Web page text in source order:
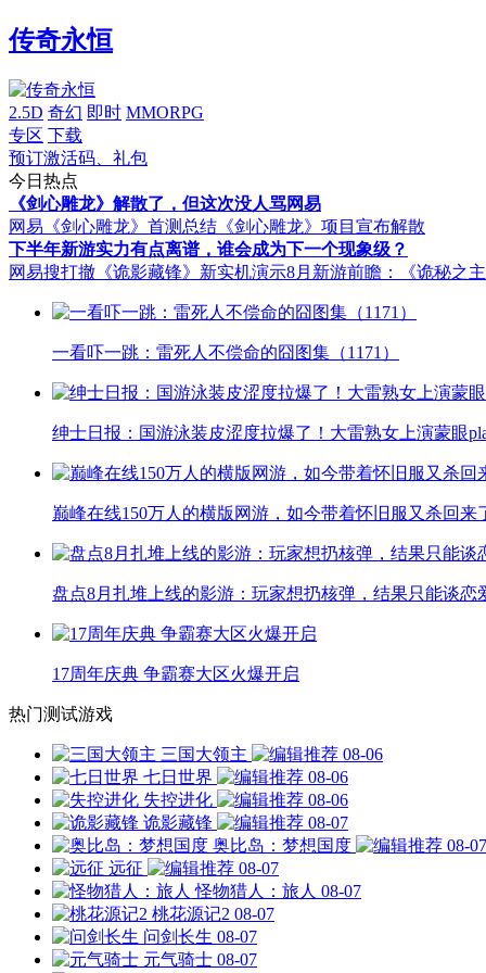
传奇永恒
2.5D 奇幻 即时 MMORPG
专区 下载
预订激活码、礼包
今日热点
《剑心雕龙》解散了，但这次没人骂网易
网易《剑心雕龙》首测总结 《剑心雕龙》项目宣布解散
下半年新游实力有点离谱，谁会成为下一个现象级？
网易搜打撤《诡影藏锋》新实机演示8月新游前瞻：《诡秘之
一看吓一跳：雷死人不偿命的囧图集（1171）
绅士日报：国游泳装皮涩度拉爆了！大雷熟女上演蒙眼
巅峰在线150万人的横版网游，如今带着怀旧服又杀回来
盘点8月扎堆上线的影游：玩家想扔核弹，结果只能谈恋
17周年庆典 争霸赛大区火爆开启
热门测试游戏
三国大领主
08-06
七日世界
08-06
失控进化
08-06
诡影藏锋
08-07
奥比岛：梦想国度
08-07
远征
08-07
怪物猎人：旅人 08-07
桃花源记2 08-07
问剑长生 08-07
元气骑士 08-07